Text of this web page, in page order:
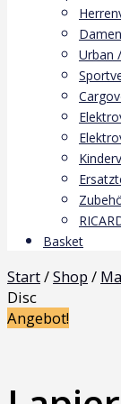
Urban
Basket
Start/Shop /
Disc
Angebot!